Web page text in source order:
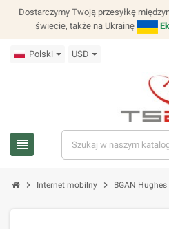
Dostarczymy Twoją przesyłkę
świecie, także na Ukrainę
Polski USD
view_headline
chevron_right Internet mobilny chevron_right BGAN